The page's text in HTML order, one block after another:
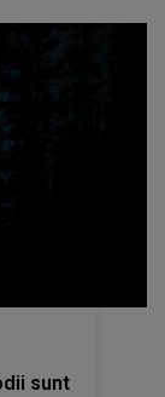
sunt